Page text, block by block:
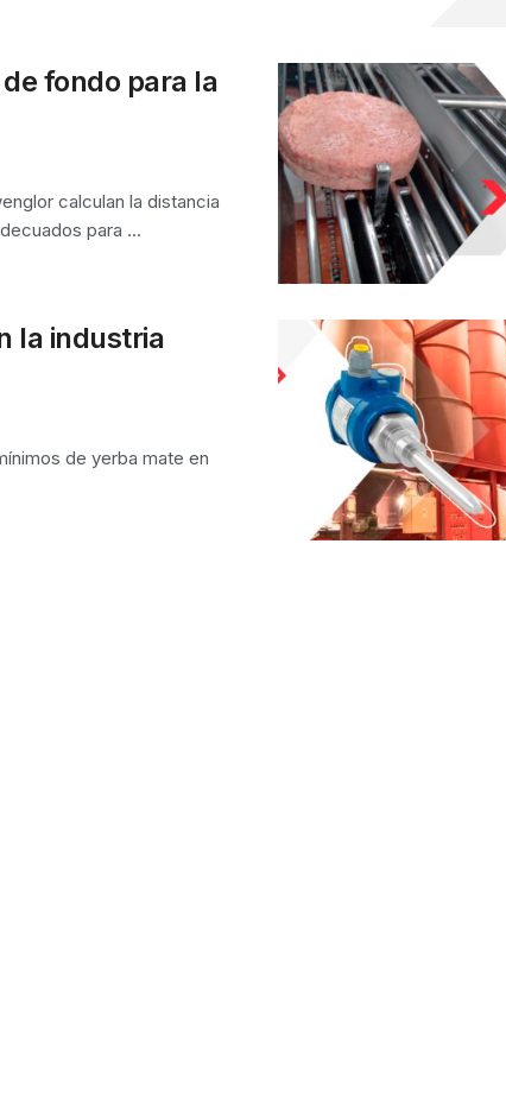
fondo para la
calculan la distancia
para ...
la industria
de yerba mate en